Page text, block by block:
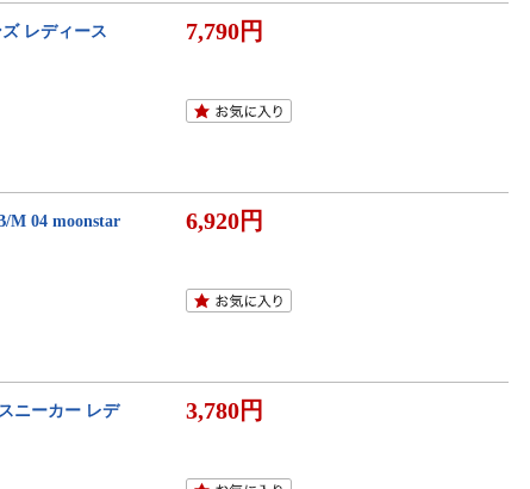
レディース
7,790円
M 04 moonstar
6,920円
ニーカー レデ
3,780円